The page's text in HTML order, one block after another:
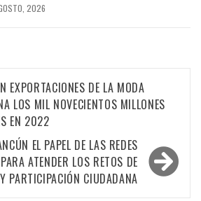
2026
EXPORTACIONES DE LA MODA
LOS MIL NOVECIENTOS MILLONES
EN 2022
EL PAPEL DE LAS REDES
ATENDER LOS RETOS DE
PARTICIPACIÓN CIUDADANA